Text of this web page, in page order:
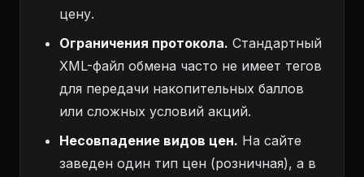
цену.
Ограничения протокола. Стандартный
XML-файл обмена часто не имеет тегов
для передачи накопительных баллов
или сложных условий акций.
Несовпадение видов цен. На сайте
заведен один тип цен (розничная), а в